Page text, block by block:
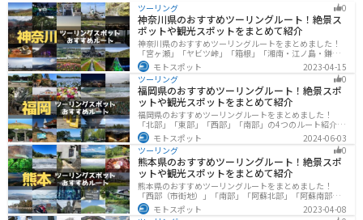
ツーリング 0
神奈川県のおすすめツーリングルート！絶景ス
ポットや観光スポットをまとめて紹介
神奈川県のおすすめツーリングルートをまとめました！
「宮ヶ瀬」「ヤビツ峠」「箱根」「湘南・江ノ島・鎌
倉」「三浦」「みなとみらい」の6つのルート紹介しま
す。自然豊かなスポット、歴史ある観光名所、都市部で
楽しめるツーリングスポットまで多数あります。バイク
で神奈川県にツーリングに行く際は参考にしてくださ
い。
モトスポット
2023-04-15
ツーリング
0
福岡県のおすすめツーリングルート！絶景スポ
ットや観光スポットをまとめて紹介
福岡県のおすすめツーリングルートをまとめました！
「北部」「東部」「西部」「南部」の4つのルート紹介し
ます。豊かな自然から歴史ある名所、グルメまで多彩な
魅力が詰まっており、様々な楽しみ方ができます。バイ
クで福岡県にツーリングに行く際は参考にしてくださ
い。
モトスポット
2024-06-03
ツーリング
0
熊本県のおすすめツーリングルート！絶景スポ
ットや観光スポットをまとめて紹介
熊本県のおすすめツーリングルートをまとめました！
「西部（市街地）」「南部」「阿蘇北部」「阿蘇南部」
の4つのルート紹介します。阿蘇山や天草諸島をはじめと
した豊かな自然や、熊本城や水前寺成趣園など歴史ある
モトスポット
2023-04-08